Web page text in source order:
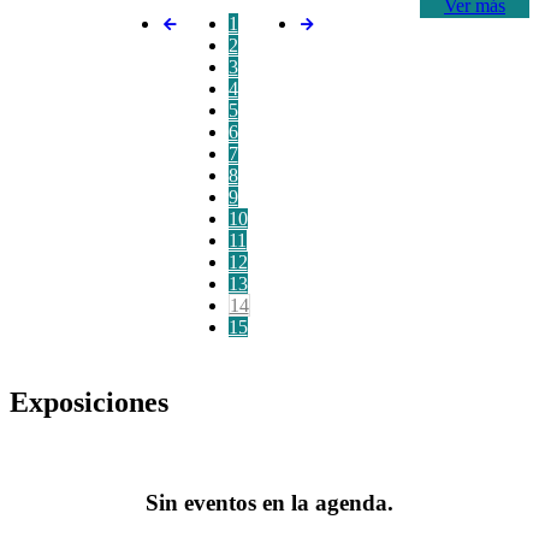
Ver más
1
2
3
4
5
6
7
8
9
10
11
12
13
14
15
Exposiciones
Sin eventos en la agenda.